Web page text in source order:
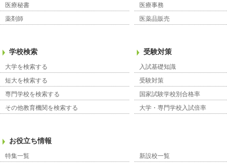
医療秘書
医療事務
薬剤師
医薬品販売
学校検索
大学を検索する
短大を検索する
専門学校を検索する
その他教育機関を検索する
受験対策
入試基礎知識
受験対策
国家試験学校別合格率
大学・専門学校入試倍率
お役立ち情報
特集一覧
新設校一覧